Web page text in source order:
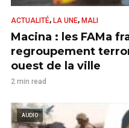
ACTUALITÉ, LA UNE, MALI
Macina : les FAMa
regroupement
ouest de la ville
2 min read
AUDIO